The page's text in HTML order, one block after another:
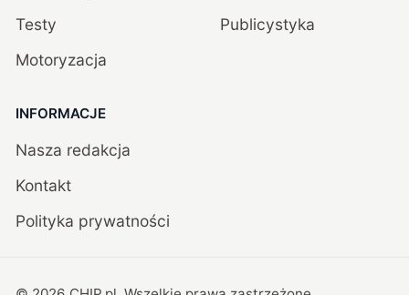
Testy
Motoryzacja
Publicystyka
INFORMACJE
Nasza redakcja
Kontakt
Polityka prywatności